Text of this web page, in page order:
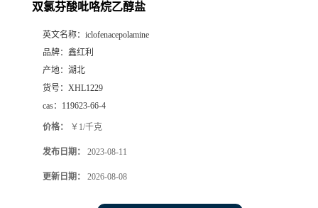
双氯芬酸吡咯烷乙醇盐
英文名称： iclofenacepolamine
品牌： 鑫红利
产地： 湖北
货号： XHL1229
cas： 119623-66-4
价格： ￥1/千克
发布日期： 2023-08-11
更新日期： 2026-08-08